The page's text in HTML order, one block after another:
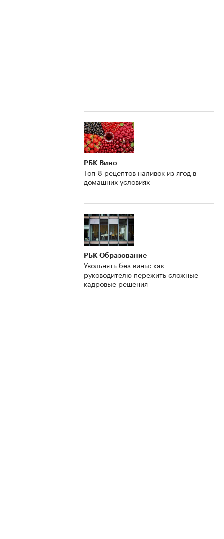
РБК Вино
Топ-8 рецептов наливок из ягод в
домашних условиях
РБК Образование
Увольнять без вины: как
руководителю пережить сложные
кадровые решения